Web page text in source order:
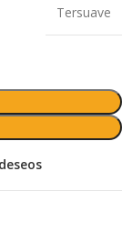
Tersuave